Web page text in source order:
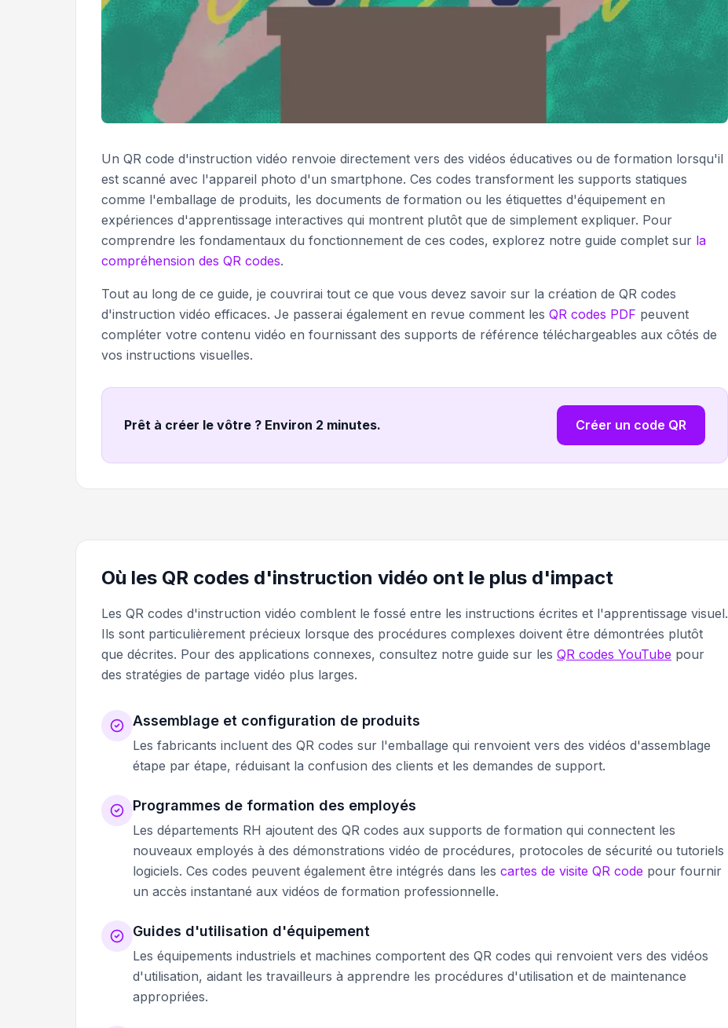
Un QR code d'instruction vidéo renvoie directement vers des vidéos éducatives ou de formation lorsqu'il
est scanné avec l'appareil photo d'un smartphone. Ces codes transforment les supports statiques
comme l'emballage de produits, les documents de formation ou les étiquettes d'équipement en
expériences d'apprentissage interactives qui montrent plutôt que de simplement expliquer. Pour
comprendre les fondamentaux du fonctionnement de ces codes, explorez notre guide complet sur la
compréhension des QR codes.
Tout au long de ce guide, je couvrirai tout ce que vous devez savoir sur la création de QR codes
d'instruction vidéo efficaces. Je passerai également en revue comment les QR codes PDF peuvent
compléter votre contenu vidéo en fournissant des supports de référence téléchargeables aux côtés de
vos instructions visuelles.
Prêt à créer le vôtre ? Environ 2 minutes. Créer un code QR
Où les QR codes d'instruction vidéo ont le plus d'impact
Les QR codes d'instruction vidéo comblent le fossé entre les instructions écrites et l'apprentissage visuel.
Ils sont particulièrement précieux lorsque des procédures complexes doivent être démontrées plutôt
que décrites. Pour des applications connexes, consultez notre guide sur les QR codes YouTube pour
des stratégies de partage vidéo plus larges.
Assemblage et configuration de produits
Les fabricants incluent des QR codes sur l'emballage qui renvoient vers des vidéos d'assemblage
étape par étape, réduisant la confusion des clients et les demandes de support.
Programmes de formation des employés
Les départements RH ajoutent des QR codes aux supports de formation qui connectent les
nouveaux employés à des démonstrations vidéo de procédures, protocoles de sécurité ou tutoriels
logiciels. Ces codes peuvent également être intégrés dans les cartes de visite QR code pour fournir
un accès instantané aux vidéos de formation professionnelle.
Guides d'utilisation d'équipement
Les équipements industriels et machines comportent des QR codes qui renvoient vers des vidéos
d'utilisation, aidant les travailleurs à apprendre les procédures d'utilisation et de maintenance
appropriées.